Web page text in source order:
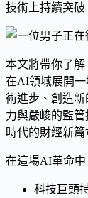
技術上持續突破
本文將帶你了解
在AI領域展開
術進步、創造
力與嚴峻的監
時代的財經新篇
在這場AI革命中
科技巨頭